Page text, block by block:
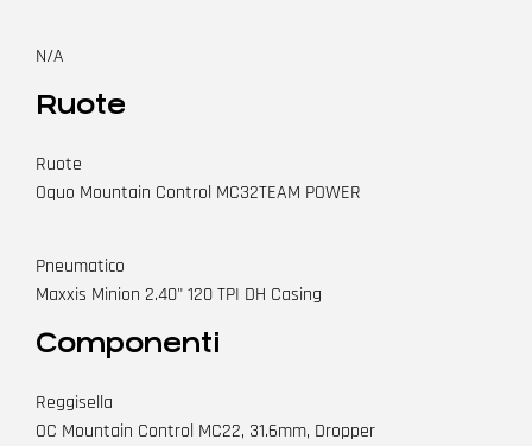
N/A
Ruote
Ruote
Oquo Mountain Control MC32TEAM POWER
Pneumatico
Maxxis Minion 2.40" 120 TPI DH Casing
Componenti
Reggisella
OC Mountain Control MC22, 31.6mm, Dropper